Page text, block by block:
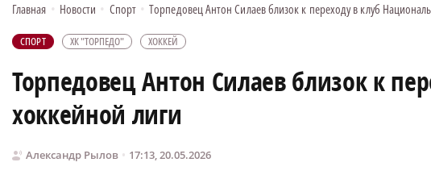
Главная • Новости • Спорт • Торпедовец Антон Силаев близок к переходу в клуб
СПОРТ ХК "ТОРПЕДО" ХОККЕЙ
Торпедовец Антон Силаев близок к
хоккейной лиги
Александр Рылов 17:13, 20.05.2026